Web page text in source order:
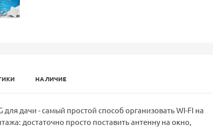
НАЛИЧИЕ
дачи - самый простой способ организовать WI-FI на
достаточно просто поставить антенну на окно,